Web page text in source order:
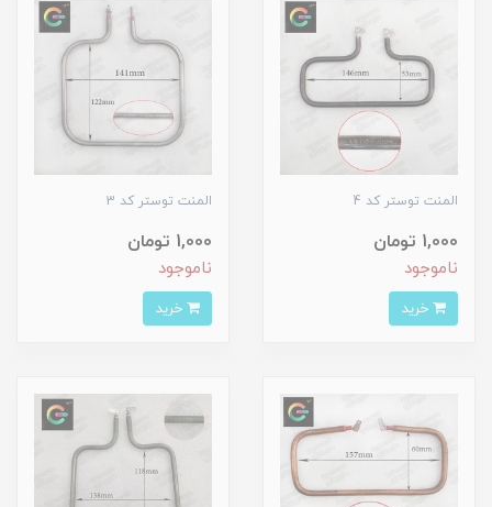
المنت توستر کد 4
1,000 تومان
ناموجود
المنت توستر کد 3
1,000 تومان
ناموجود